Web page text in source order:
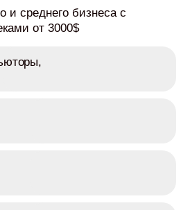
и среднего бизнеса с
от 3000$